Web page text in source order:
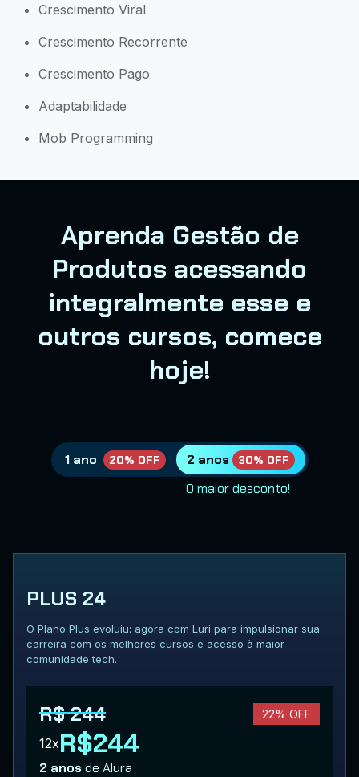
Crescimento Viral
Crescimento Recorrente
Crescimento Pago
Adaptabilidade
Mob Programming
Aprenda Gestão de
Produtos acessando
integralmente esse e
outros cursos, comece
hoje!
1 ano 20% OFF 2 anos 30% OFF
O maior desconto!
PLUS 24
O Plano Plus evoluiu: agora com Luri para impulsionar sua
carreira com os melhores cursos e acesso à maior
comunidade tech.
R$ 244 22% OFF
12xR$244
2 anosde Alura